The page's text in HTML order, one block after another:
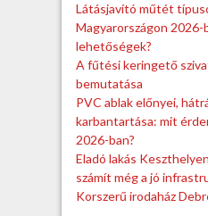
Látásjavító műtét
Magyarországon 2026-
lehetőségek?
A fűtési keringető
bemutatása
PVC ablak előnyei,
karbantartása: mit
2026-ban?
Eladó lakás
számít még a jó
Korszerű irodaház